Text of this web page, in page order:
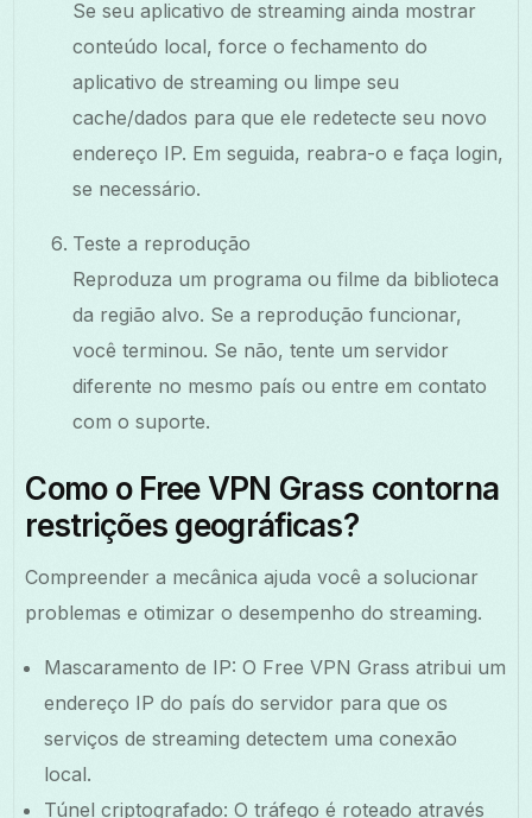
Se seu aplicativo de streaming ainda mostrar
conteúdo local, force o fechamento do
aplicativo de streaming ou limpe seu
cache/dados para que ele redetecte seu novo
endereço IP. Em seguida, reabra-o e faça login,
se necessário.
Teste a reprodução
Reproduza um programa ou filme da biblioteca
da região alvo. Se a reprodução funcionar,
você terminou. Se não, tente um servidor
diferente no mesmo país ou entre em contato
com o suporte.
Como o Free VPN Grass contorna
restrições geográficas?
Compreender a mecânica ajuda você a solucionar
problemas e otimizar o desempenho do streaming.
Mascaramento de IP: O Free VPN Grass atribui um
endereço IP do país do servidor para que os
serviços de streaming detectem uma conexão
local.
Túnel criptografado: O tráfego é roteado através